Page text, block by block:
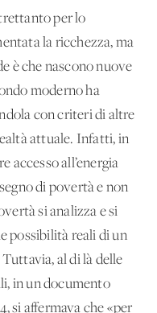
per lo
la ricchezza, ma
è che nascono nuove
moderno ha
con criteri di altre
attuale. Infatti, in
accesso all’energia
di povertà e non
si analizza e si
possibilità reali di un
Tuttavia, al di là delle
in un documento
si affermava che «per